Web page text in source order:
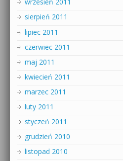
wrzesień 2011
sierpień 2011
lipiec 2011
czerwiec 2011
maj 2011
kwiecień 2011
marzec 2011
luty 2011
styczeń 2011
grudzień 2010
listopad 2010